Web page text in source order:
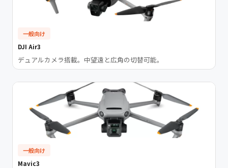
一般向け
DJI Air3
デュアルカメラ搭載。中望遠と広角の切替可能。
一般向け
Mavic3